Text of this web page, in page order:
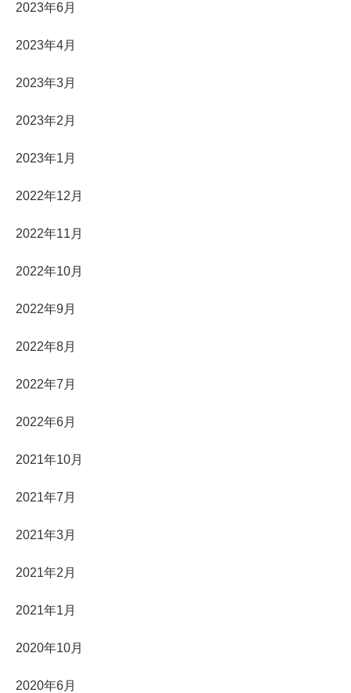
2023年6月
2023年4月
2023年3月
2023年2月
2023年1月
2022年12月
2022年11月
2022年10月
2022年9月
2022年8月
2022年7月
2022年6月
2021年10月
2021年7月
2021年3月
2021年2月
2021年1月
2020年10月
2020年6月